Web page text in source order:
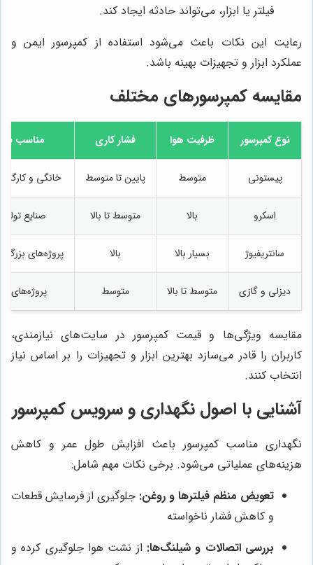
فیلتر یا ابزار، می‌تواند حادثه ایجاد کند.
رعایت این نکات باعث می‌شود استفاده از کمپرسور ایمن و
عملکرد ابزار و تجهیزات بهینه باشد.
مقایسه کمپرسورهای مختلف
نوع کمپرسور ظرفیت هوا فشار کاری مناسب
پیستونی متوسط پایین تا متوسط خانگی و
اسکرو بالا متوسط تا بالا صنایع
سانتریفیوژ بسیار بالا بالا پروژه‌های
دیزلی و گازی متوسط تا بالا متوسط پروژه‌های
مقایسه ویژگی‌ها و قیمت کمپرسور در سایت‌های نیازمندی،
کاربران را قادر می‌سازد بهترین ابزار و تجهیزات را بر اساس نیاز
انتخاب کنند.
آشنایی با اصول نگهداری و سرویس کمپرسور
نگهداری مناسب کمپرسور باعث افزایش طول عمر و کاهش
هزینه‌های عملیاتی می‌شود. برخی نکات مهم شامل:
تعویض منظم فیلترها و روغن: جلوگیری از فرسایش قطعات
و کاهش فشار ناخواسته
بررسی اتصالات و شیلنگ‌ها: از نشت هوا جلوگیری کرده و